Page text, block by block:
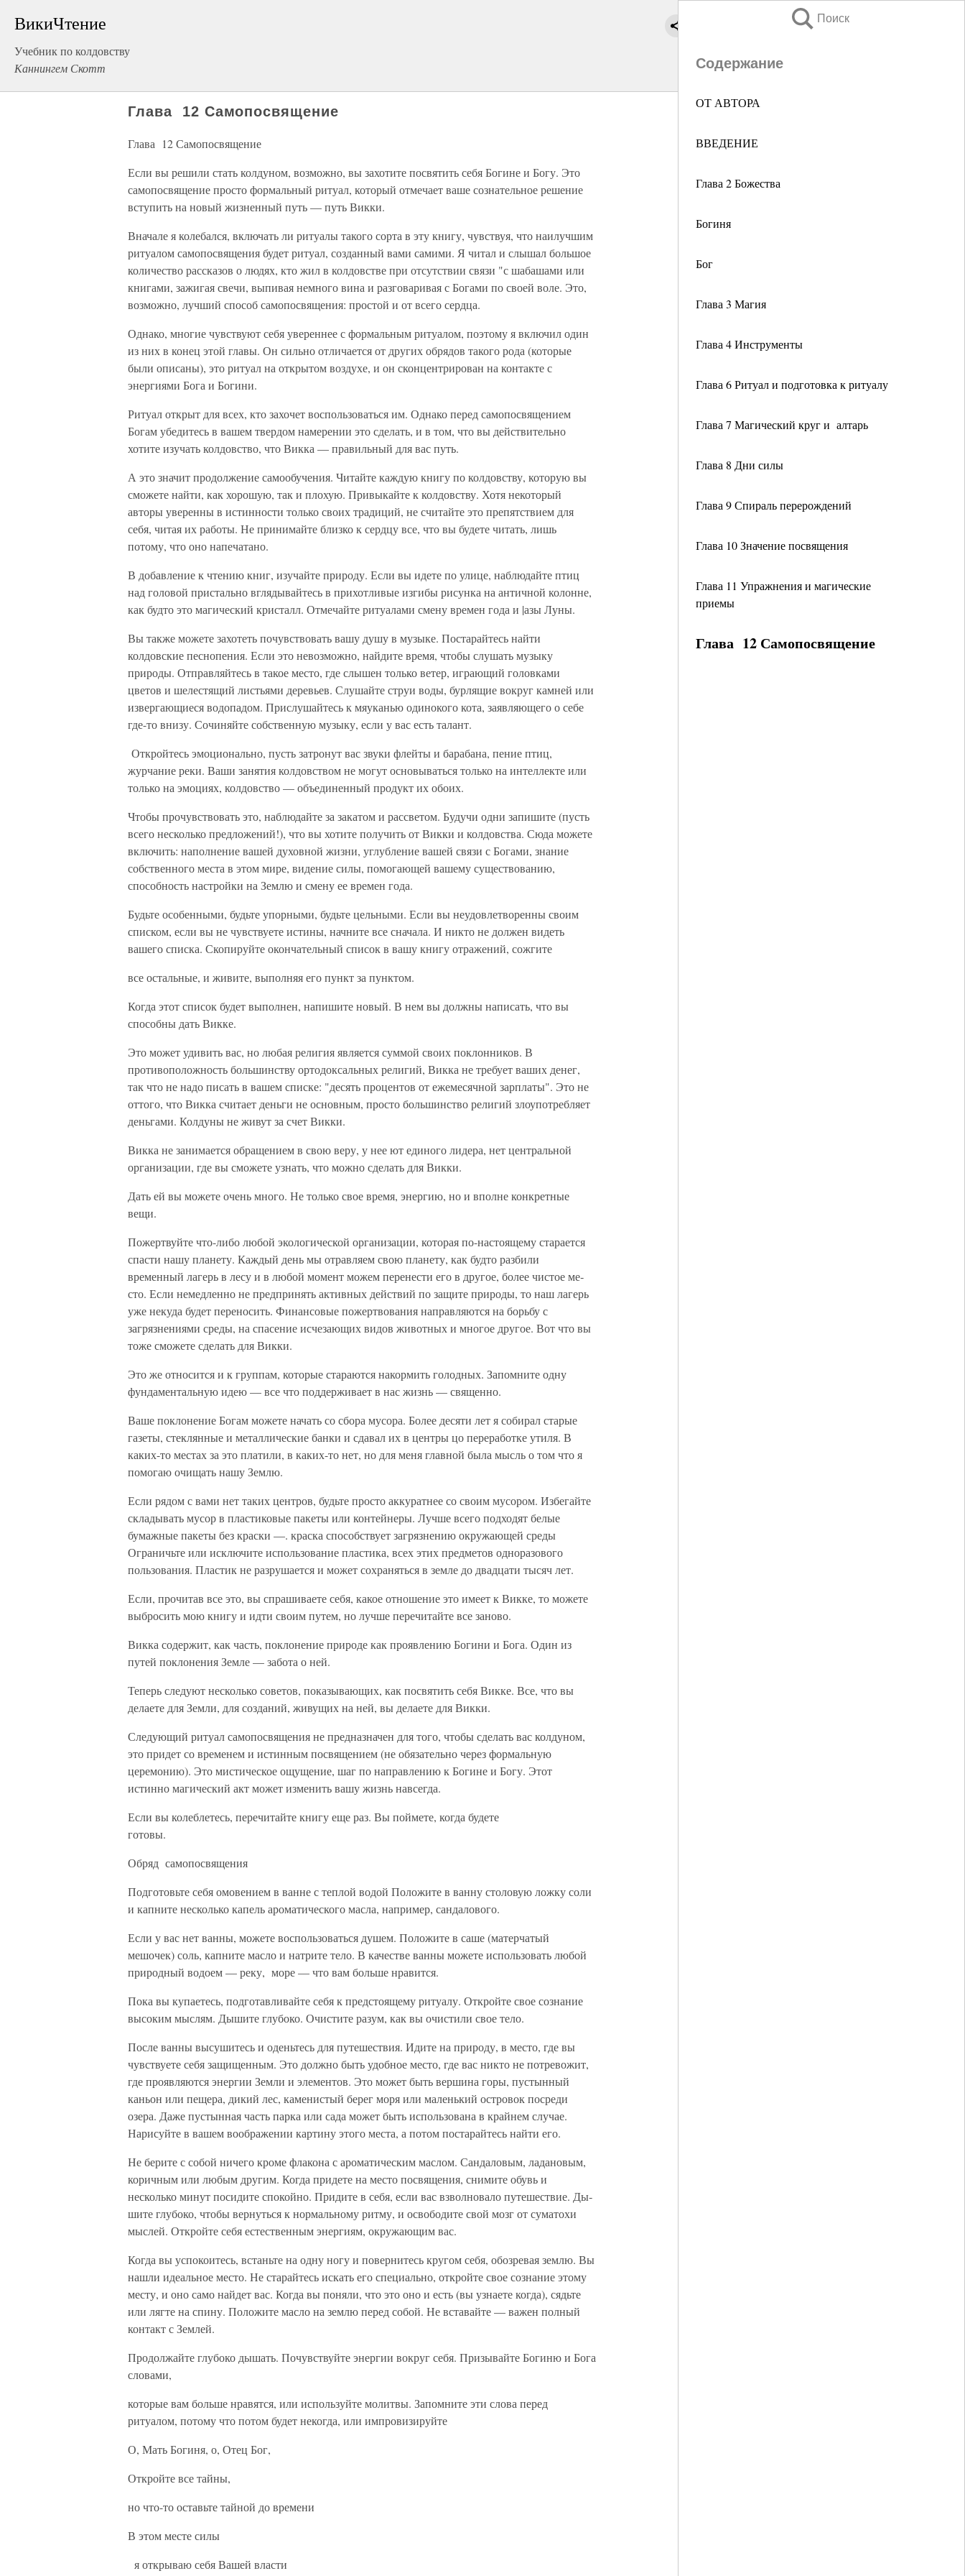
ВикиЧтение
Учебник по колдовству
Каннингем Скотт
Поиск
Содержание
ОТ АВТОРА
ВВЕДЕНИЕ
Глава 2 Божества
Богиня
Бог
Глава 3 Магия
Глава 4 Инструменты
Глава 6 Ритуал и подготовка к ритуалу
Глава 7 Магический круг и алтарь
Глава 8 Дни силы
Глава 9 Спираль перерождений
Глава 10 Значение посвящения
Глава 11 Упражнения и магические
приемы
Глава 12 Самопосвящение
Глава 12 Самопосвящение
Глава 12 Самопосвящение
Если вы решили стать колдуном, возможно, вы за­хотите посвятить себя Богине и Богу. Это
самопосвяще­ние просто формальный ритуал, который отмечает ва­ше сознательное решение
вступить на новый жизнен­ный путь — путь Викки.
Вначале я колебался, включать ли ритуалы такого сорта в эту книгу, чувствуя, что наилучшим
ритуалом самопосвящения будет ритуал, созданный вами сами­ми. Я читал и слышал большое
количество рассказов о людях, кто жил в колдовстве при отсутствии связи "с шабашами или
книгами, зажигая свечи, выпивая не­много вина и разговаривая с Богами по своей воле. Это,
возможно, лучший способ самопосвящения: простой и от всего сердца.
Однако, многие чувствуют себя увереннее с фор­мальным ритуалом, поэтому я включил один
из них в конец этой главы. Он сильно отличается от других об­рядов такого рода (которые
были описаны), это ритуал на открытом воздухе, и он сконцентрирован на контак­те с
энергиями Бога и Богини.
Ритуал открыт для всех, кто захочет воспользовать­ся им. Однако перед самопосвящением
Богам убедитесь в вашем твердом намерении это сделать, и в том, что вы действительно
хотите изучать колдовство, что Викка — правильный для вас путь.
А это значит продолжение самообучения. Читайте каждую книгу по колдовству, которую вы
сможете найти, как хорошую, так и плохую. Привыкайте к кол­довству. Хотя некоторый
авторы уверенны в истиннос­ти только своих традиций, не считайте это препятствием для
себя, читая их работы. Не принимайте близко к сердцу все, что вы будете читать, лишь
потому, что оно напечатано.
В добавление к чтению книг, изучайте природу. Если вы идете по улице, наблюдайте птиц
над головой пристально вглядывайтесь в прихотливые изгибы рисунка на античной колонне,
как будто это магический кристалл. Отмечайте ритуалами смену времен года и |азы Луны.
Вы также можете захотеть почувствовать вашу ду­шу в музыке. Постарайтесь найти
колдовские песнопе­ния. Если это невозможно, найдите время, чтобы слу­шать музыку
природы. Отправляйтесь в такое место, где слышен только ветер, играющий головками
цветов и шелестящий листьями деревьев. Слушайте струи во­ды, бурлящие вокруг камней или
извергающиеся водопадом. Прислушайтесь к мяуканью одинокого кота, заявляющего о себе
где-то внизу. Сочиняйте собственную музыку, если у вас есть талант.
Откройтесь эмоционально, пусть затронут вас звуки флейты и барабана, пение птиц,
журчание реки. Ваши занятия колдовством не могут основываться только на интеллекте или
только на эмоциях, колдовство — объе­диненный продукт их обоих.
Чтобы прочувствовать это, наблюдайте за закатом и рассветом. Будучи одни запишите (пусть
всего несколь­ко предложений!), что вы хотите получить от Викки и колдовства. Сюда можете
включить: наполнение вашей духовной жизни, углубление вашей связи с Богами, знание
собственного места в этом мире, видение силы, помогающей вашему существованию,
способность на­стройки на Землю и смену ее времен года.
Будьте особенными, будьте упорными, будьте цель­ными. Если вы неудовлетворенны своим
списком, если вы не чувствуете истины, начните все сначала. И ник­то не должен видеть
вашего списка. Скопируйте окон­чательный список в вашу книгу отражений, сожгите
все остальные, и живите, выполняя его пункт за пунк­том.
Когда этот список будет выполнен, напишите новый. В нем вы должны написать, что вы
способны дать Викке.
Это может удивить вас, но любая религия является суммой своих поклонников. В
противоположность большинству ортодоксальных религий, Викка не требу­ет ваших денег,
так что не надо писать в вашем списке: "десять процентов от ежемесячной зарплаты". Это не
оттого, что Викка считает деньги не основным, просто большинство религий злоупотребляет
деньгами. Колдуны не живут за счет Викки.
Викка не занимается обращением в свою веру, у нее ют единого лидера, нет центральной
организации, где вы сможете узнать, что можно сделать для Викки.
Дать ей вы можете очень много. Не только свое время, энергию, но и вполне конкретные
вещи.
Пожертвуйте что-либо любой экологической организации, которая по-настоящему старается
спасти нашу планету. Каждый день мы отравляем свою планету, как будто разбили
временный лагерь в лесу и в любой момент можем перенести его в другое, более чистое ме­
сто. Если немедленно не предпринять активных дей­ствий по защите природы, то наш лагерь
уже некуда будет переносить. Финансовые пожертвования направ­ляются на борьбу с
загрязнениями среды, на спасение исчезающих видов животных и многое другое. Вот что вы
тоже сможете сделать для Викки.
Это же относится и к группам, которые стараются накормить голодных. Запомните одну
фундаменталь­ную идею — все что поддерживает в нас жизнь — священно.
Ваше поклонение Богам можете начать со сбора мусора. Более десяти лет я собирал старые
газеты, стек­лянные и металлические банки и сдавал их в центры цо переработке утиля. В
каких-то местах за это платили, в каких-то нет, но для меня главной была мысль о том что я
помогаю очищать нашу Землю.
Если рядом с вами нет таких центров, будьте просто аккуратнее со своим мусором. Избегайте
складывать мусор в пластиковые пакеты или контейнеры. Лучше всего подходят белые
бумажные пакеты без краски —. краска способствует загрязнению окружающей среды
Ограничьте или исключите использование пластика, всех этих предметов одноразового
пользования. Плас­тик не разрушается и может сохраняться в земле до двадцати тысяч лет.
Если, прочитав все это, вы спрашиваете себя, какое отношение это имеет к Викке, то можете
выбросить мою книгу и идти своим путем, но лучше перечитайте все заново.
Викка содержит, как часть, поклонение природе как проявлению Богини и Бога. Один из
путей поклонения Земле — забота о ней.
Теперь следуют несколько советов, показывающих, как посвятить себя Викке. Все, что вы
делаете для Зем­ли, для созданий, живущих на ней, вы делаете для Викки.
Следующий ритуал самопосвящения не предназначен для того, чтобы сделать вас колдуном,
это придет со вре­менем и истинным посвящением (не обязательно через формальную
церемонию). Это мистическое ощущение, шаг по направлению к Богине и Богу. Этот
истинно ма­гический акт может изменить вашу жизнь навсегда.
Если вы колеблетесь, перечитайте книгу еще раз. Вы поймете, когда будете
готовы.
Обряд самопосвящения
Подготовьте себя омовением в ванне с теплой водой Положите в ванну столовую ложку соли
и капните не­сколько капель ароматического масла, например, сан­далового.
Если у вас нет ванны, можете воспользоваться ду­шем. Положите в саше (матерчатый
мешочек) соль, капните масло и натрите тело. В качестве ванны можете использовать любой
природный водоем — реку, море — что вам больше нравится.
Пока вы купаетесь, подготавливайте себя к предсто­ящему ритуалу. Откройте свое сознание
высоким мыслям. Дышите глубоко. Очистите разум, как вы очисти­ли свое тело.
После ванны высушитесь и оденьтесь для путеше­ствия. Идите на природу, в место, где вы
чувствуете се­бя защищенным. Это должно быть удобное место, где вас никто не потревожит,
где проявляются энергии Зем­ли и элементов. Это может быть вершина горы, пустын­ный
каньон или пещера, дикий лес, каменистый берег моря или маленький островок посреди
озера. Даже пус­тынная часть парка или сада может быть использована в крайнем случае.
Нарисуйте в вашем воображении кар­тину этого места, а потом постарайтесь найти его.
Не берите с собой ничего кроме флакона с аромати­ческим маслом. Сандаловым, ладановым,
коричным или любым другим. Когда придете на место посвящения, снимите обувь и
несколько минут посидите спокойно. Придите в себя, если вас взволновало путешествие. Ды­
шите глубоко, чтобы вернуться к нормальному ритму, и освободите свой мозг от суматохи
мыслей. Откройте се­бя естественным энергиям, окружающим вас.
Когда вы успокоитесь, встаньте на одну ногу и по­вернитесь кругом себя, обозревая землю. Вы
нашли идеальное место. Не старайтесь искать его специально, откройте свое сознание этому
месту, и оно само найдет вас. Когда вы поняли, что это оно и есть (вы узнаете когда), сядьте
или лягте на спину. Положите масло на землю перед собой. Не вставайте — важен полный
кон­такт с Землей.
Продолжайте глубоко дышать. Почувствуйте энергии вокруг себя. Призывайте Богиню и Бога
словами,
которые вам больше нравятся, или используйте молитвы. Запомните эти слова перед
ритуалом, потому что потом будет некогда, или импровизируйте
О, Мать Богиня, о, Отец Бог,
Откройте все тайны,
но что-то оставьте тайной до времени
В этом месте силы
я открываю себя Вашей власти